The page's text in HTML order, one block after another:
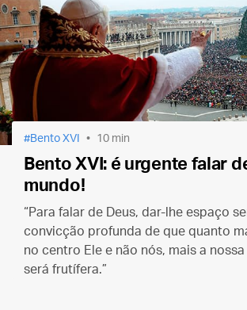
Bento XVI 10 min
Bento XVI: é urgente falar
mundo!
“Para falar de Deus, dar-lhe espaço
convicção profunda de que quanto
no centro Ele e não nós, mais a
será frutífera.”